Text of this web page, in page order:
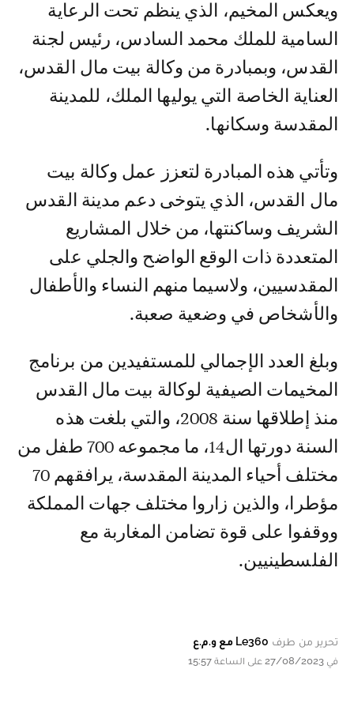
ويعكس المخيم، الذي ينظم تحت الرعاية
السامية للملك محمد السادس، رئيس لجنة
القدس، وبمبادرة من وكالة بيت مال القدس،
العناية الخاصة التي يوليها الملك، للمدينة
المقدسة وسكانها.
وتأتي هذه المبادرة لتعزز عمل وكالة بيت
مال القدس، الذي يتوخى دعم مدينة القدس
الشريف وساكنتها، من خلال المشاريع
المتعددة ذات الوقع الواضح والجلي على
المقدسيين، ولاسيما منهم النساء والأطفال
والأشخاص في وضعية صعبة.
وبلغ العدد الإجمالي للمستفيدين من برنامج
المخيمات الصيفية لوكالة بيت مال القدس
منذ إطلاقها سنة 2008، والتي بلغت هذه
السنة دورتها ال14، ما مجموعه 700 طفل من
مختلف أحياء المدينة المقدسة، يرافقهم 70
مؤطرا، والذين زاروا مختلف جهات المملكة
ووقفوا على قوة تضامن المغاربة مع
الفلسطينيين.
تحرير من طرف Le360 مع و.م.ع
في 27/08/2023 على الساعة 15:57